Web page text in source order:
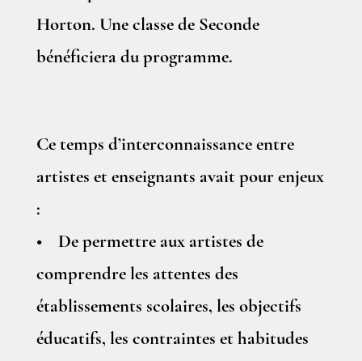
Horton. Une classe de Seconde
bénéficiera du programme.
Ce temps d’interconnaissance entre
artistes et enseignants avait pour enjeux
:
• De permettre aux artistes de
comprendre les attentes des
établissements scolaires, les objectifs
éducatifs, les contraintes et habitudes